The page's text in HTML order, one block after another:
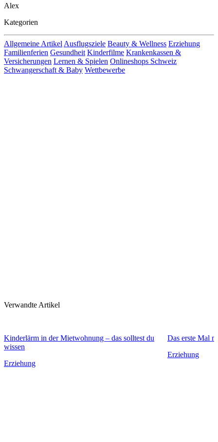
Alex
Kategorien
Allgemeine Artikel Ausflugsziele Beauty & Wellness Erziehung
Familienferien Gesundheit Kinderfilme Krankenkassen &
Versicherungen Lernen & Spielen Onlineshops Schweiz
Schwangerschaft & Baby Wettbewerbe
Verwandte Artikel
Kinderlärm in der Mietwohnung – das solltest du
wissen
Erziehung
Das erste Mal
Erziehung